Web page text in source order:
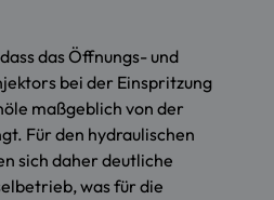
das Öffnungs- und
bei der Einspritzung
maßgeblich von der
Für den hydraulischen
sich daher deutliche
was für die